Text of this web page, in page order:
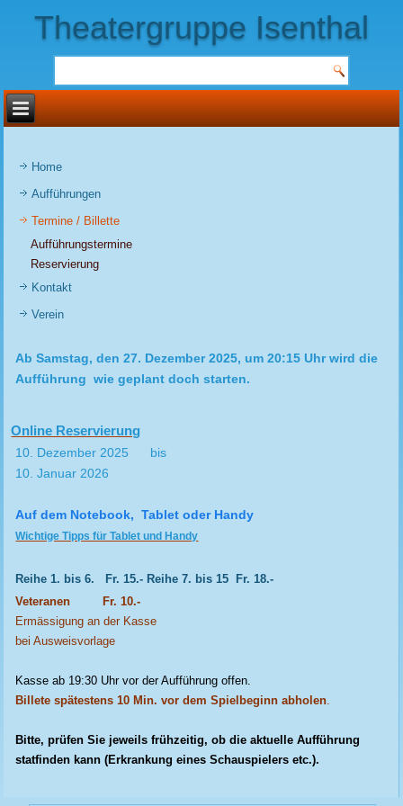
Theatergruppe Isenthal
Home
Aufführungen
Termine / Billette
Aufführungstermine
Reservierung
Kontakt
Verein
Ab Samstag, den 27. Dezember 2025, um 20:15 Uhr wird die
Aufführung wie geplant doch starten.
Online Reservierung
10. Dezember 2025 bis
10. Januar 2026
Auf dem Notebook, Tablet oder Handy
Wichtige Tipps für Tablet und Handy
Reihe 1. bis 6. Fr. 15.- Reihe 7. bis 15 Fr. 18.-
Veteranen Fr. 10.-
Ermässigung an der Kasse
bei Ausweisvorlage
Kasse ab 19:30 Uhr vor der Aufführung offen.
Billete spätestens 10 Min. vor dem Spielbeginn abholen.
Bitte, prüfen Sie jeweils frühzeitig, ob die aktuelle Aufführung
statfinden kann (Erkrankung eines Schauspielers etc.).